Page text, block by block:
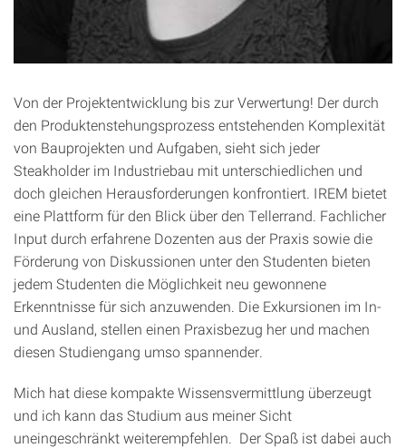
Von der Projektentwicklung bis zur Verwertung! Der durch
den Produktenstehungsprozess entstehenden Komplexität
von Bauprojekten und Aufgaben, sieht sich jeder
Steakholder im Industriebau mit unterschiedlichen und
doch gleichen Herausforderungen konfrontiert. IREM bietet
eine Plattform für den Blick über den Tellerrand. Fachlicher
Input durch erfahrene Dozenten aus der Praxis sowie die
Förderung von Diskussionen unter den Studenten bieten
jedem Studenten die Möglichkeit neu gewonnene
Erkenntnisse für sich anzuwenden. Die Exkursionen im In-
und Ausland, stellen einen Praxisbezug her und machen
diesen Studiengang umso spannender.
Mich hat diese kompakte Wissensvermittlung überzeugt
und ich kann das Studium aus meiner Sicht
uneingeschränkt weiterempfehlen. Der Spaß ist dabei auch